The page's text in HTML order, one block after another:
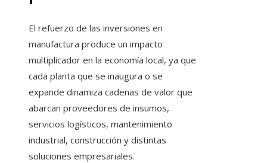
El refuerzo de las inversiones en
manufactura produce un impacto
multiplicador en la economía local, ya que
cada planta que se inaugura o se
expande dinamiza cadenas de valor que
abarcan proveedores de insumos,
servicios logísticos, mantenimiento
industrial, construcción y distintas
soluciones empresariales.